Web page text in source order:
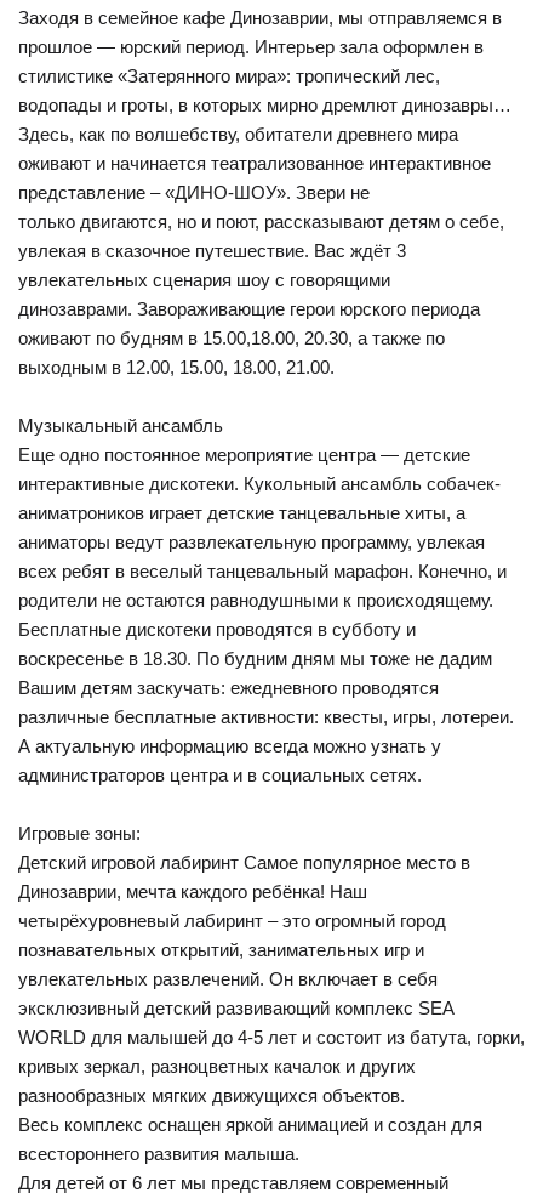
Заходя в семейное кафе Динозаврии, мы отправляемся в
прошлое — юрский период. Интерьер зала оформлен в
стилистике «Затерянного мира»: тропический лес,
водопады и гроты, в которых мирно дремлют динозавры…
Здесь, как по волшебству, обитатели древнего мира
оживают и начинается театрализованное интерактивное
представление – «ДИНО-ШОУ». Звери не
только двигаются, но и поют, рассказывают детям о себе,
увлекая в сказочное путешествие. Вас ждёт 3
увлекательных сценария шоу с говорящими
динозаврами. Завораживающие герои юрского периода
оживают по будням в 15.00,18.00, 20.30, а также по
выходным в 12.00, 15.00, 18.00, 21.00.
Музыкальный ансамбль
Еще одно постоянное мероприятие центра — детские
интерактивные дискотеки. Кукольный ансамбль собачек-
аниматроников играет детские танцевальные хиты, а
аниматоры ведут развлекательную программу, увлекая
всех ребят в веселый танцевальный марафон. Конечно, и
родители не остаются равнодушными к происходящему.
Бесплатные дискотеки проводятся в субботу и
воскресенье в 18.30. По будним дням мы тоже не дадим
Вашим детям заскучать: ежедневного проводятся
различные бесплатные активности: квесты, игры, лотереи.
А актуальную информацию всегда можно узнать у
администраторов центра и в социальных сетях.
Игровые зоны:
Детский игровой лабиринт Самое популярное место в
Динозаврии, мечта каждого ребёнка! Наш
четырёхуровневый лабиринт – это огромный город
познавательных открытий, занимательных игр и
увлекательных развлечений. Он включает в себя
эксклюзивный детский развивающий комплекс SEA
WORLD для малышей до 4-5 лет и состоит из батута, горки,
кривых зеркал, разноцветных качалок и других
разнообразных мягких движущихся объектов.
Весь комплекс оснащен яркой анимацией и создан для
всестороннего развития малыша.
Для детей от 6 лет мы представляем современный